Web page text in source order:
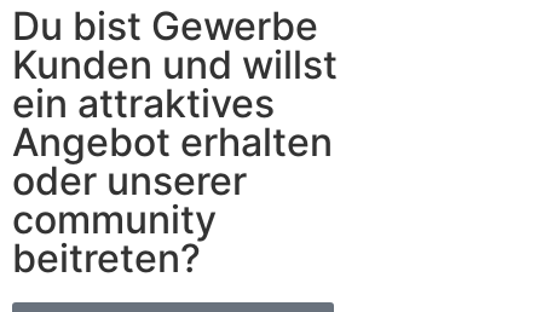
Du bist Gewerbe
Kunden und willst
ein attraktives
Angebot erhalten
oder unserer
community
beitreten?